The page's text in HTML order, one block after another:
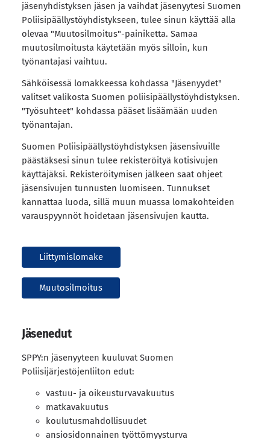
jäsenyhdistyksen jäsen ja vaihdat jäsenyytesi Suomen
Poliisipäällystöyhdistykseen, tulee sinun käyttää alla
olevaa "Muutosilmoitus"-painiketta. Samaa
muutosilmoitusta käytetään myös silloin, kun
työnantajasi vaihtuu.
Sähköisessä lomakkeessa kohdassa "Jäsenyydet"
valitset valikosta Suomen poliisipäällystöyhdistyksen.
"Työsuhteet" kohdassa pääset lisäämään uuden
työnantajan.
Suomen Poliisipäällystöyhdistyksen jäsensivuille
päästäksesi sinun tulee rekisteröityä kotisivujen
käyttäjäksi. Rekisteröitymisen jälkeen saat ohjeet
jäsensivujen tunnusten luomiseen. Tunnukset
kannattaa luoda, sillä muun muassa lomakohteiden
varauspyynnöt hoidetaan jäsensivujen kautta.
Liittymislomake
Muutosilmoitus
Jäsenedut
SPPY:n jäsenyyteen kuuluvat Suomen
Poliisijärjestöjenliiton edut:
vastuu- ja oikeusturvavakuutus
matkavakuutus
koulutusmahdollisuudet
ansiosidonnainen työttömyysturva